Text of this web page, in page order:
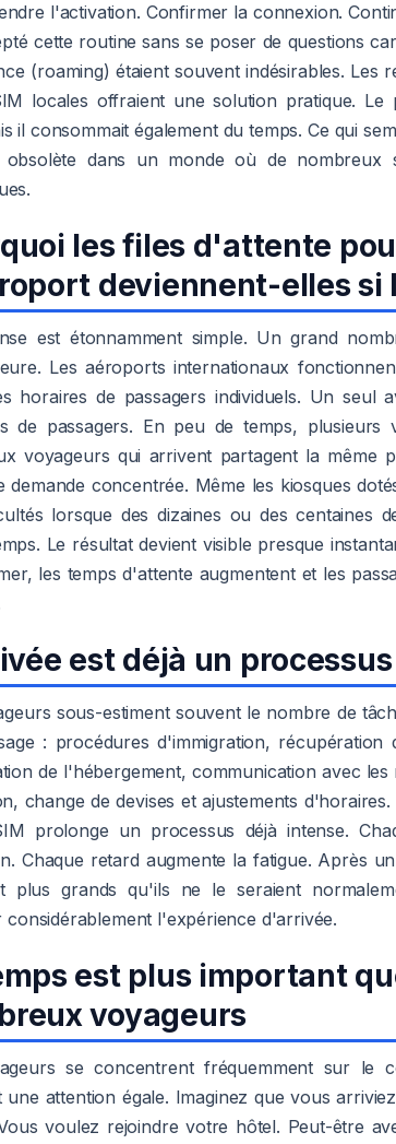
l'activation. Confirmer la connexion.
cette routine sans se poser de questions
(roaming) étaient souvent indésirables. Les
locales offraient une solution pratique. Le
il consommait également du temps. Ce qui
dans un monde où de nombreux
les files d'attente
deviennent-elles si
est étonnamment simple. Un grand
Les aéroports internationaux
horaires de passagers individuels. Un seul
de passagers. En peu de temps, plusieurs
voyageurs qui arrivent partagent la même
demande concentrée. Même les kiosques
lorsque des dizaines ou des centaines
Le résultat devient visible presque
les temps d'attente augmentent et les
est déjà un
sous-estiment souvent le nombre de
: procédures d'immigration,
de l'hébergement, communication avec
change de devises et ajustements
prolonge un processus déjà intense.
Chaque retard augmente la fatigue. Après
plus grands qu'ils ne le seraient
considérablement l'expérience d'arrivée.
est plus important
voyageurs
se concentrent fréquemment sur le
une attention égale. Imaginez que vous
voulez rejoindre votre hôtel. Peut-être